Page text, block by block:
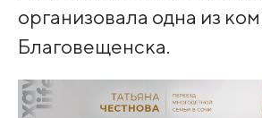
организовала одна из
Благовещенска.